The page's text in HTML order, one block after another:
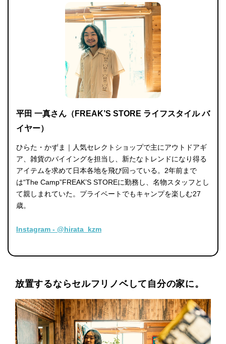
平田 一真さん（FREAK’S STORE ライフスタイル バ
イヤー）
ひらた・かずま｜人気セレクトショップで主にアウトドアギ
ア、雑貨のバイイングを担当し、新たなトレンドになり得る
アイテムを求めて日本各地を飛び回っている。2年前まで
は“The Camp”FREAK’S STOREに勤務し、名物スタッフとし
て親しまれていた。プライベートでもキャンプを楽しむ27
歳。
Instagram - @hirata_kzm
放置するならセルフリノベして自分の家に。